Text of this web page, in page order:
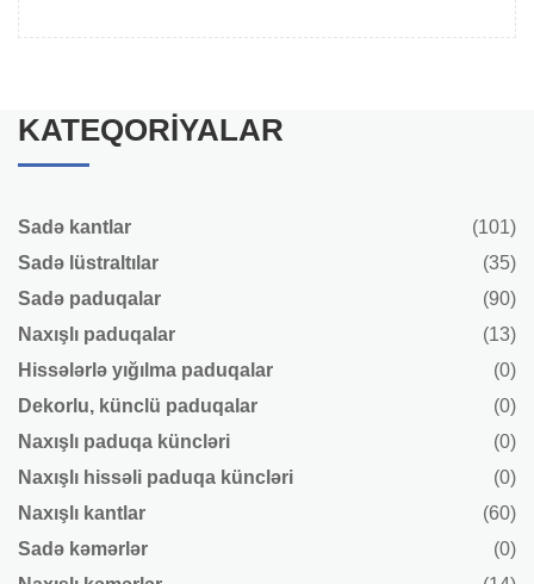
KATEQORIYALAR
Sadə kantlar
(101)
Sadə lüstraltılar
(35)
Sadə paduqalar
(90)
Naxışlı paduqalar
(13)
Hissələrlə yığılma paduqalar
(0)
Dekorlu, künclü paduqalar
(0)
Naxışlı paduqa küncləri
(0)
Naxışlı hissəli paduqa küncləri
(0)
Naxışlı kantlar
(60)
Sadə kəmərlər
(0)